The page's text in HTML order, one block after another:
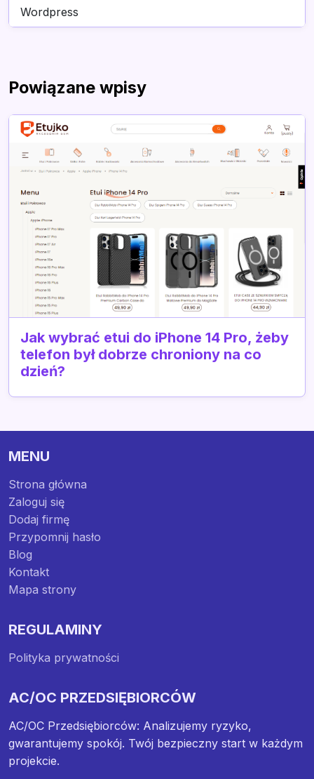
Wordpress
Powiązane wpisy
Jak wybrać etui do iPhone 14 Pro, żeby
telefon był dobrze chroniony na co
dzień?
MENU
Strona główna
Zaloguj się
Dodaj firmę
Przypomnij hasło
Blog
Kontakt
Mapa strony
REGULAMINY
Polityka prywatności
AC/OC PRZEDSIĘBIORCÓW
AC/OC Przedsiębiorców: Analizujemy ryzyko,
gwarantujemy spokój. Twój bezpieczny start w każdym
projekcie.